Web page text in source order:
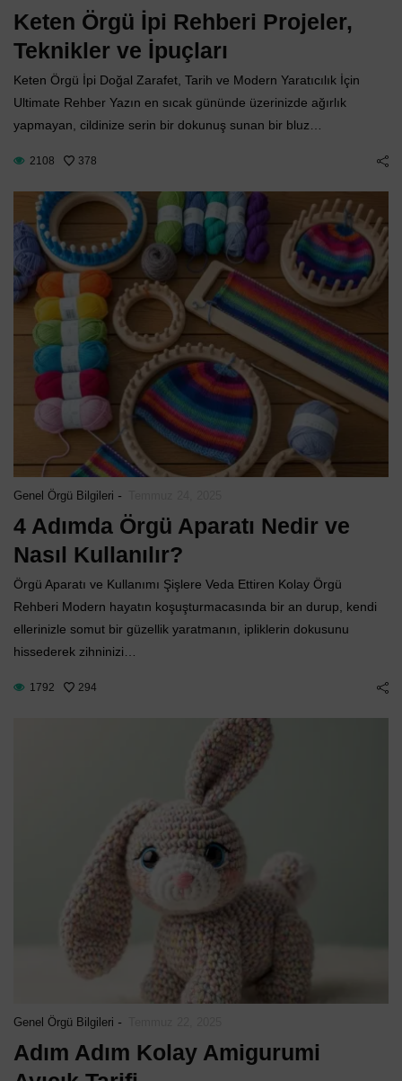
Keten Örgü İpi Rehberi Projeler,
Teknikler ve İpuçları
Keten Örgü İpi Doğal Zarafet, Tarih ve Modern Yaratıcılık İçin
Ultimate Rehber Yazın en sıcak gününde üzerinizde ağırlık
yapmayan, cildinize serin bir dokunuş sunan bir bluz…
2108 378
Genel Örgü Bilgileri -
4 Adımda Örgü Aparatı Nedir ve
Nasıl Kullanılır?
Örgü Aparatı ve Kullanımı Şişlere Veda Ettiren Kolay Örgü
Rehberi Modern hayatın koşuşturmacasında bir an durup, kendi
ellerinizle somut bir güzellik yaratmanın, ipliklerin dokusunu
hissederek zihninizi…
1792 294
Genel Örgü Bilgileri -
Adım Adım Kolay Amigurumi